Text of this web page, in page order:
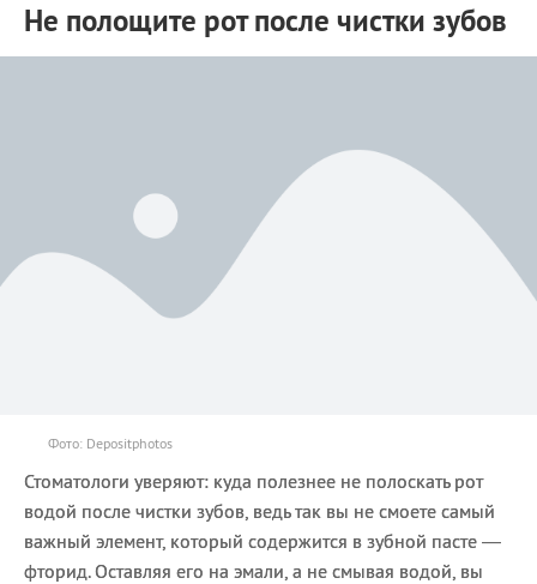
Не полощите рот после чистки зубов
Фото: Depositphotos
Стоматологи уверяют: куда полезнее не полоскать рот
водой после чистки зубов, ведь так вы не смоете самый
важный элемент, который содержится в зубной пасте —
фторид. Оставляя его на эмали, а не смывая водой, вы